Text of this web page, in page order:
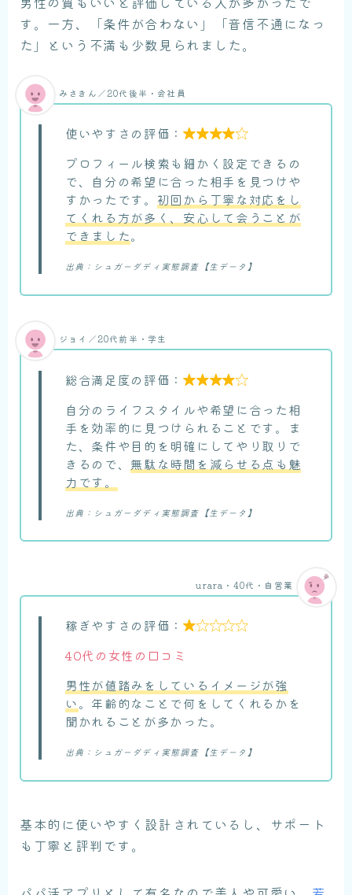
す。一方、「条件が合わない」「音信不通になっ
た」という不満も少数見られました。
使いやすさの評価：
プロフィール検索も細かく設定できるの
で、自分の希望に合った相手を見つけや
すかったです。 初回から丁寧な対応をし
てくれる方が多く、安心して会うことが
できました。
出典：シュガーダディ実態調査【生データ】
みさきん／20代後半・会社員
総合満足度の評価：
自分のライフスタイルや希望に合った相
手を効率的に見つけられることです。ま
た、条件や目的を明確にしてやり取りで
きるので、 無駄な時間を減らせる点も魅
力です。
出典：シュガーダディ実態調査【生データ】
ジョイ／20代前半・学生
稼ぎやすさの評価：
40代の女性の口コミ
男性が値踏みをしているイメージが強
い。年齢的なことで何をしてくれるかを
聞かれることが多かった。
出典：シュガーダディ実態調査【生データ】
urara・40代・自営業
基本的に使いやすく設計されているし、サポート
も丁寧と評判です。